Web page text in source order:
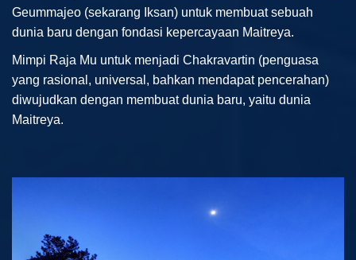
Geummajeo (sekarang Iksan) untuk membuat sebuah
dunia baru dengan fondasi kepercayaan Maitreya.
Mimpi Raja Mu untuk menjadi Chakravartin (penguasa
yang rasional, universal, bahkan mendapat pencerahan)
diwujudkan dengan membuat dunia baru, yaitu dunia
Maitreya.